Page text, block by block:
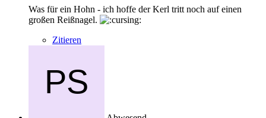
Was für ein Hohn - ich hoffe der Kerl tritt noch auf einen
großen Reißnagel.
Zitieren